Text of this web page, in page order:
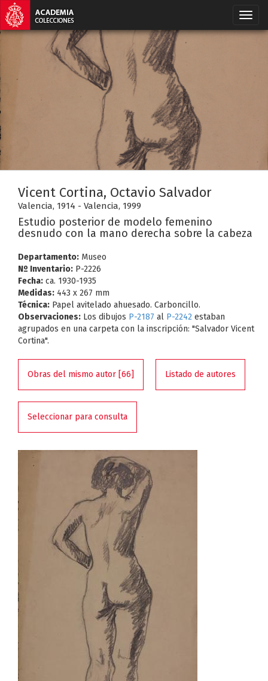
Vicent Cortina, Octavio Salvador
Valencia, 1914 - Valencia, 1999
Estudio posterior de modelo femenino
desnudo con la mano derecha sobre la cabeza
Departamento: Museo
Nº Inventario: P-2226
Fecha: ca. 1930-1935
Medidas: 443 x 267 mm
Técnica: Papel avitelado ahuesado. Carboncillo.
Observaciones: Los dibujos P-2187 al P-2242 estaban
agrupados en una carpeta con la inscripción: "Salvador Vicent
Cortina".
Obras del mismo autor [66] Listado de autores
Seleccionar para consulta